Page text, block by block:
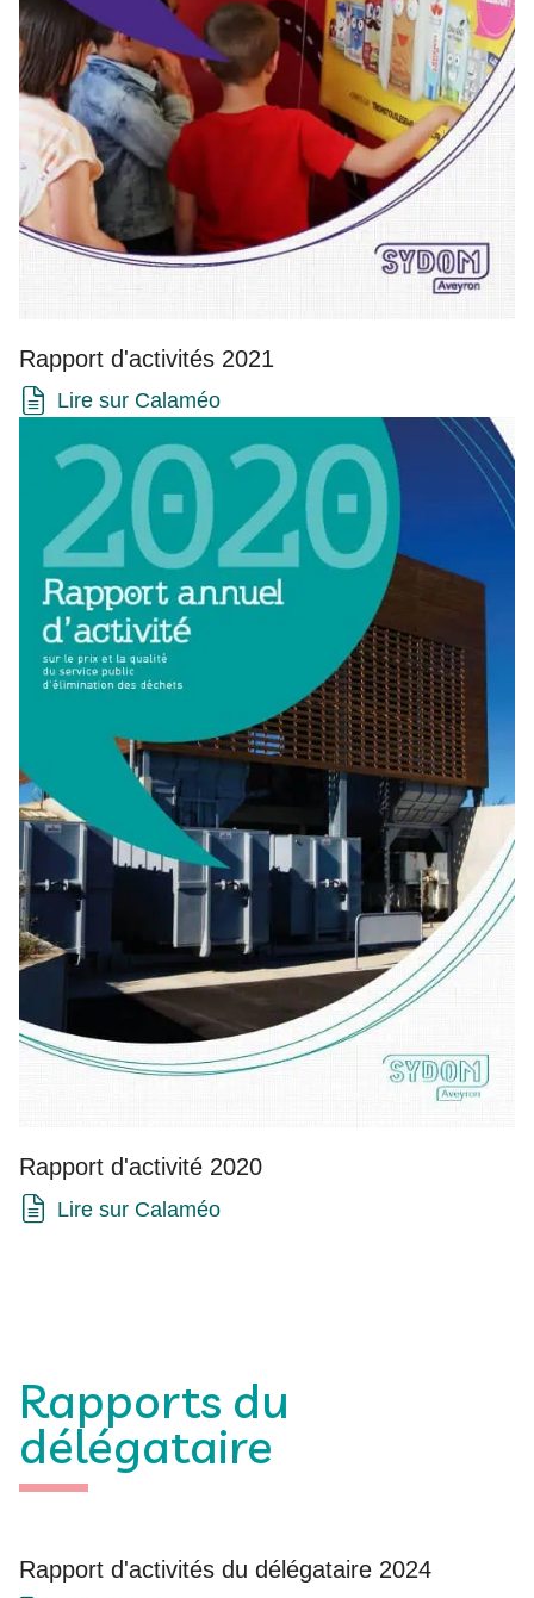
Rapport d'activités 2021
Lire sur Calaméo
Rapport d'activité 2020
Lire sur Calaméo
Rapports du
délégataire
Rapport d'activités du délégataire 2024